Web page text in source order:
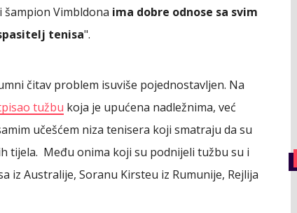
Vimbldona ima dobre odnose sa svim
tenisa".
čitav problem isuviše pojednostavljen. Na
tužbu koja je upućena nadležnima, već
učešćem niza tenisera koji smatraju da su
tijela. Među onima koji su podnijeli tužbu su i
iz Australije, Soranu Kirsteu iz Rumunije, Rejlija